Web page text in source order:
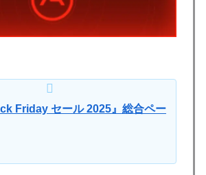
Friday セール 2025』総合ペー